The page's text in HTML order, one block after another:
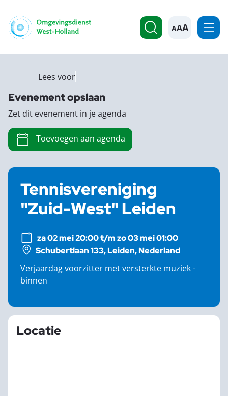
A
Tennisvereniging
"Zuid-West" Leiden
za 02 mei 20:00 t/m zo 03 mei 01:00
Schubertlaan 133, Leiden, Nederland
Verjaardag voorzitter met versterkte muziek -
binnen
Locatie
Lees voor
Evenement opslaan
Zet dit evenement in je agenda
Toevoegen aan agenda